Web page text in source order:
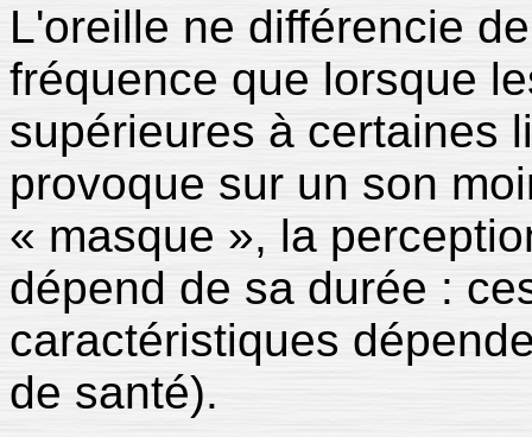
L'oreille ne différencie
fréquence que lorsque
supérieures à certaines
provoque sur un son
« masque », la
dépend de sa durée :
caractéristiques
de santé).